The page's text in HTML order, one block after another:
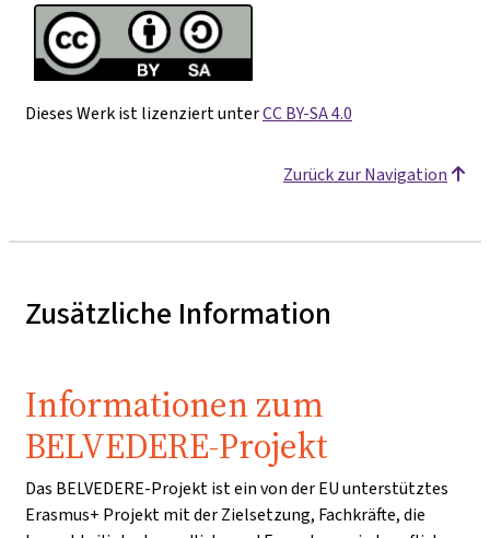
Dieses Werk ist lizenziert unterCC BY-SA 4.0
Zurück zur Navigation
Zusätzliche Information
Informationen zum
BELVEDERE-Projekt
Das BELVEDERE-Projekt ist ein von der EU unterstütztes
Erasmus+ Projekt mit der Zielsetzung, Fachkräfte, die